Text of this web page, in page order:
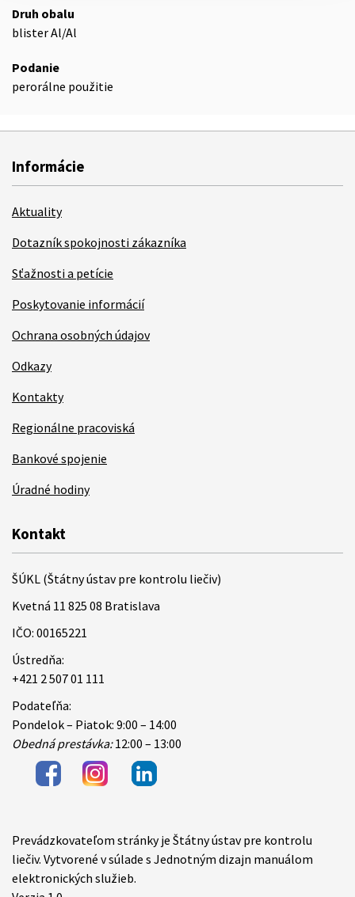
Druh obalu
blister Al/Al
Podanie
perorálne použitie
Informácie
Aktuality
Dotazník spokojnosti zákazníka
Sťažnosti a petície
Poskytovanie informácií
Ochrana osobných údajov
Odkazy
Kontakty
Regionálne pracoviská
Bankové spojenie
Úradné hodiny
Kontakt
ŠÚKL (Štátny ústav pre kontrolu liečiv)
Kvetná 11 825 08 Bratislava
IČO: 00165221
Ústredňa:
+421 2 507 01 111
Podateľňa:
Pondelok – Piatok: 9:00 – 14:00
Obedná prestávka:12:00 – 13:00
Items
Prevádzkovateľom stránky je Štátny ústav pre kontrolu
liečiv. Vytvorené v súlade s Jednotným dizajn manuálom
elektronických služieb.